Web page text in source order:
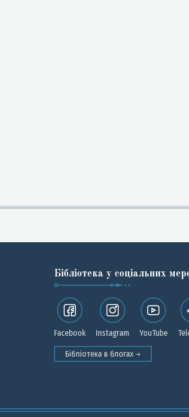
Бібліотека у соціальних
Facebook Instagram YouTube
Бібліотека в блогах